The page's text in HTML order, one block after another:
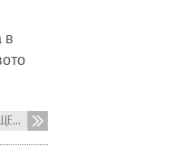
в